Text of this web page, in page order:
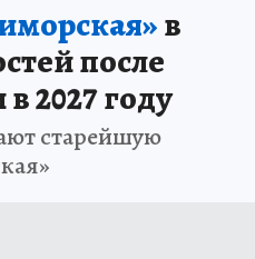
в
после
2027 году
старейшую